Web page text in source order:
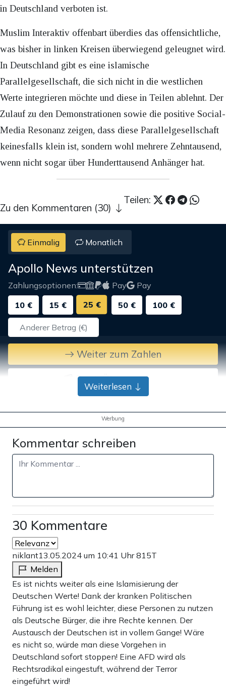
in Deutschland verboten ist.
Muslim Interaktiv offenbart überdies das offensichtliche,
was bisher in linken Kreisen überwiegend geleugnet wird.
In Deutschland gibt es eine islamische
Parallelgesellschaft, die sich nicht in die westlichen
Werte integrieren möchte und diese in Teilen ablehnt. Der
Zulauf zu den Demonstrationen sowie die positive Social-
Media Resonanz zeigen, dass diese Parallelgesellschaft
keinesfalls klein ist, sondern wohl mehrere Zehntausend,
wenn nicht sogar über Hunderttausend Anhänger hat.
Teilen:
Zu den Kommentaren (30)
Einmalig Monatlich
Apollo News unterstützen
Zahlungsoptionen: Pay
Pay
10 €
15 € 25 € 50 € 100 €
Weiter zum Zahlen
Bank-Überweisung
Weiterlesen
Werbung
Kommentar schreiben
30 Kommentare
niklant13.05.2024 um 10:41 Uhr815T
Melden
Es ist nichts weiter als eine Islamisierung der
Deutschen Werte! Dank der kranken Politischen
Führung ist es wohl leichter, diese Personen zu nutzen
als Deutsche Bürger, die ihre Rechte kennen. Der
Austausch der Deutschen ist in vollem Gange! Wäre
es nicht so, würde man diese Vorgehen in
Deutschland sofort stoppen! Eine AFD wird als
Rechtsradikal eingestuft, während der Terror
eingeführt wird!